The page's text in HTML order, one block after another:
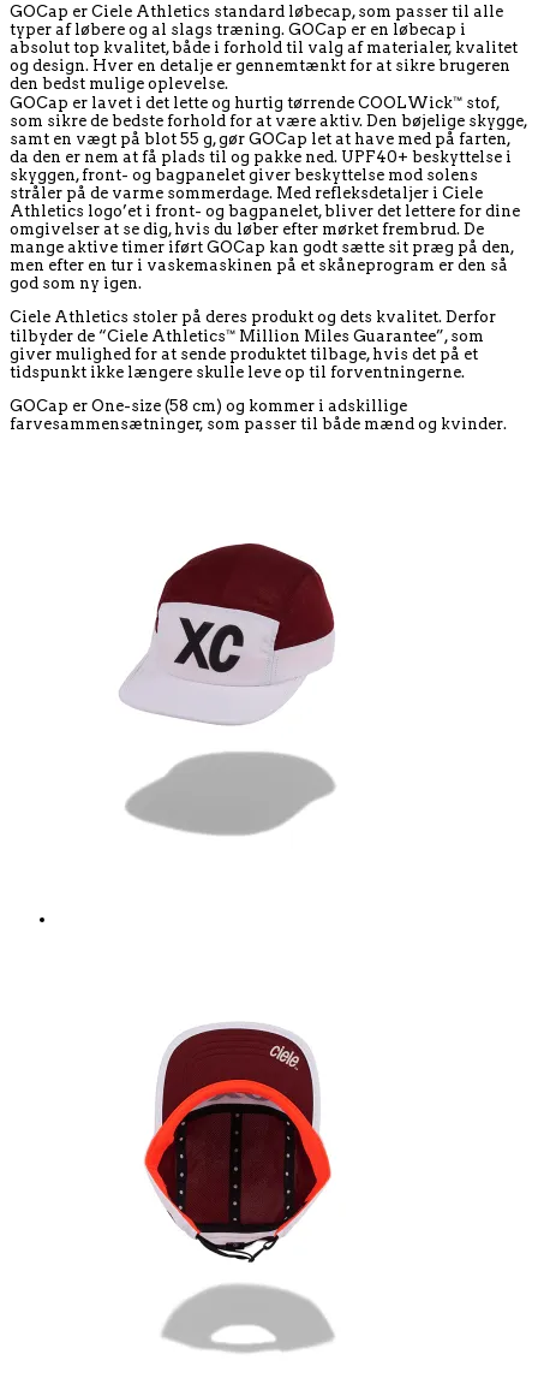
GOCap er Ciele Athletics standard løbecap, som passer til alle
typer af løbere og al slags træning. GOCap er en løbecap i
absolut top kvalitet, både i forhold til valg af materialer, kvalitet
og design. Hver en detalje er gennemtænkt for at sikre brugeren
den bedst mulige oplevelse.
GOCap er lavet i det lette og hurtig tørrende COOLWick™ stof,
som sikre de bedste forhold for at være aktiv. Den bøjelige skygge,
samt en vægt på blot 55 g, gør GOCap let at have med på farten,
da den er nem at få plads til og pakke ned. UPF40+ beskyttelse i
skyggen, front- og bagpanelet giver beskyttelse mod solens
stråler på de varme sommerdage. Med refleksdetaljer i Ciele
Athletics logo’et i front- og bagpanelet, bliver det lettere for dine
omgivelser at se dig, hvis du løber efter mørket frembrud. De
mange aktive timer iført GOCap kan godt sætte sit præg på den,
men efter en tur i vaskemaskinen på et skåneprogram er den så
god som ny igen.
Ciele Athletics stoler på deres produkt og dets kvalitet. Derfor
tilbyder de “Ciele Athletics™ Million Miles Guarantee”, som
giver mulighed for at sende produktet tilbage, hvis det på et
tidspunkt ikke længere skulle leve op til forventningerne.
GOCap er One-size (58 cm) og kommer i adskillige
farvesammensætninger, som passer til både mænd og kvinder.